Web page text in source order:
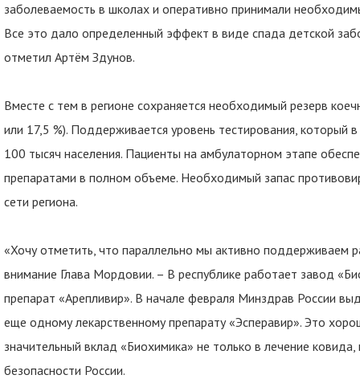
заболеваемость в школах и оперативно принимали
Все это дало определенный эффект в виде спада детской
отметил Артём Здунов.
Вместе с тем в регионе сохраняется необходимый резерв
или 17,5 %). Поддерживается уровень тестирования, который
100 тысяч населения. Пациенты на амбулаторном этапе
препаратами в полном объеме. Необходимый запас
сети региона.
«Хочу отметить, что параллельно мы активно поддерживаем
внимание Глава Мордовии. – В республике работает завод
препарат «Арепливир». В начале февраля Минздрав России
еще одному лекарственному препарату «Эсперавир». Это
значительный вклад «Биохимика» не только в лечение
безопасности России.